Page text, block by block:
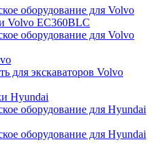
оборудование для Volvo
Volvo EC360BLC
оборудование для Volvo
для экскаваторов Volvo
Hyundai
оборудование для Hyundai
оборудование для Hyundai